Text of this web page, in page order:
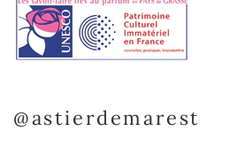
@astierdemarest